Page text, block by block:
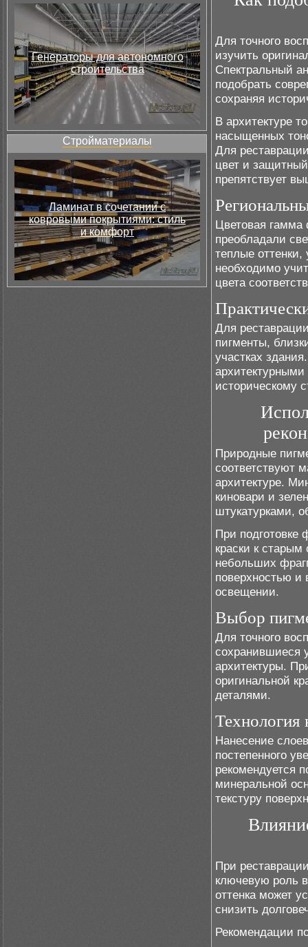
Генераторы для автономного
строительства
Стройматериалы
Ламинат в сочетании с
ковровыми покрытиями: стиль
и комфорт
Для точного
изучить
Спектральный
подобрать
сохраняя
В архитектуре
насыщенных
Для
цвет и
препятствует
Цветовая гамма
преобладали
теплые
необходимо
цвета
Для
пигменты,
участках
историческому
Природные
соответствуют
архитектуре.
киновари и
штукатурками,
При подготовке
краски к
небольших
поверхностью и
освещении.
Выбор
Для точного
сохранившиеся
архитектуры.
оригинальной
деталями.
Технология
Нанесение
постепенного
рекомендуется
минеральной
текстуру
При
ключевую роль
оттенка может
снизить
Рекомендации